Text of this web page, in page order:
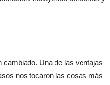
cambiado. Una de las ventajas
nos tocaron las cosas más